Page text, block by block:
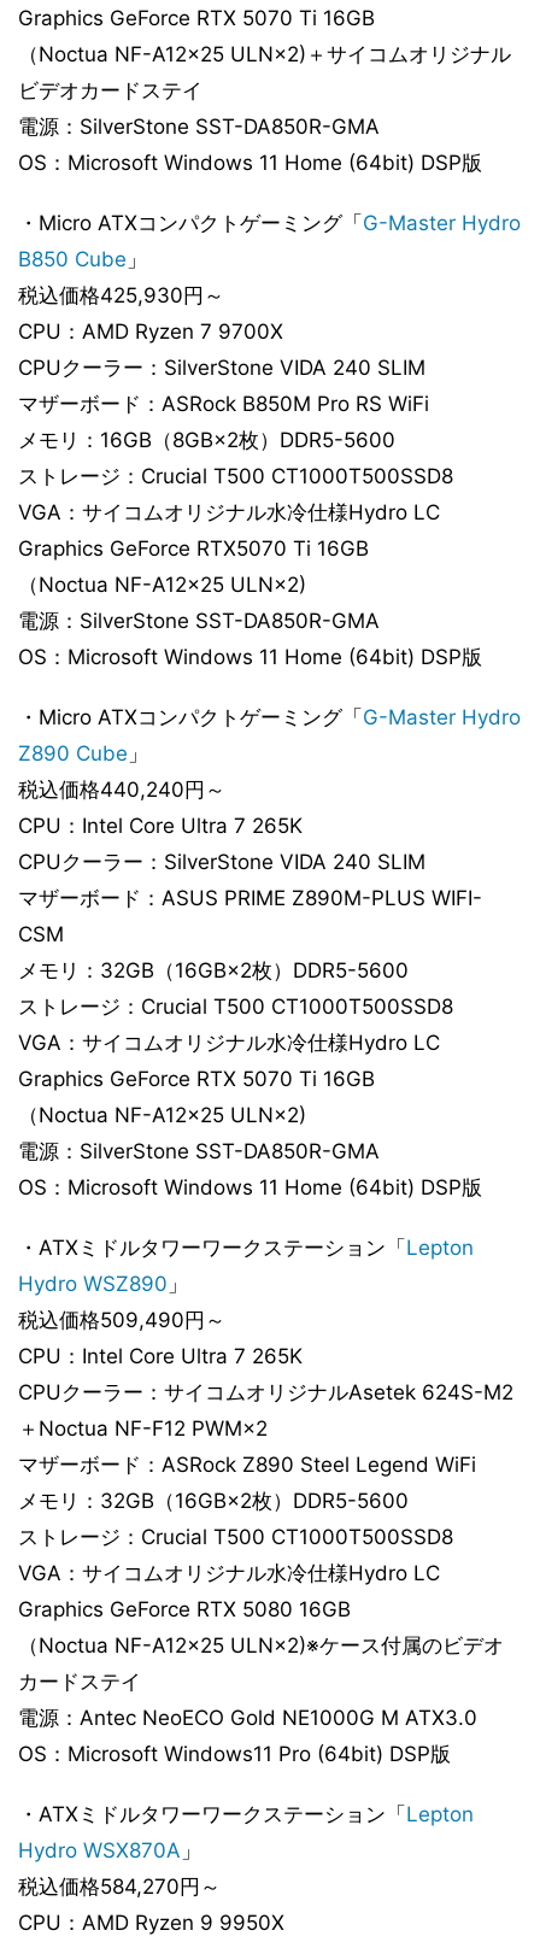
Graphics GeForce RTX 5070 Ti 16GB
（Noctua NF-A12x25 ULN×2)＋サイコムオリジナル
ビデオカードステイ
電源：SilverStone SST-DA850R-GMA
OS：Microsoft Windows 11 Home (64bit) DSP版
・Micro ATXコンパクトゲーミング「G-Master Hydro
B850 Cube 」
税込価格425,930円～
CPU：AMD Ryzen 7 9700X
CPUクーラー：SilverStone VIDA 240 SLIM
マザーボード：ASRock B850M Pro RS WiFi
メモリ：16GB（8GB×2枚）DDR5-5600
ストレージ：Crucial T500 CT1000T500SSD8
VGA：サイコムオリジナル水冷仕様Hydro LC
Graphics GeForce RTX5070 Ti 16GB
（Noctua NF-A12x25 ULN×2)
電源：SilverStone SST-DA850R-GMA
OS：Microsoft Windows 11 Home (64bit) DSP版
・Micro ATXコンパクトゲーミング「G-Master Hydro
Z890 Cube 」
税込価格440,240円～
CPU：Intel Core Ultra 7 265K
CPUクーラー：SilverStone VIDA 240 SLIM
マザーボード：ASUS PRIME Z890M-PLUS WIFI-
CSM
メモリ：32GB（16GB×2枚）DDR5-5600
ストレージ：Crucial T500 CT1000T500SSD8
VGA：サイコムオリジナル水冷仕様Hydro LC
Graphics GeForce RTX 5070 Ti 16GB
（Noctua NF-A12x25 ULN×2)
電源：SilverStone SST-DA850R-GMA
OS：Microsoft Windows 11 Home (64bit) DSP版
・ATXミドルタワーワークステーション「Lepton
Hydro WSZ890 」
税込価格509,490円～
CPU：Intel Core Ultra 7 265K
CPUクーラー：サイコムオリジナルAsetek 624S-M2
＋Noctua NF-F12 PWM×2
マザーボード：ASRock Z890 Steel Legend WiFi
メモリ：32GB（16GB×2枚）DDR5-5600
ストレージ：Crucial T500 CT1000T500SSD8
VGA：サイコムオリジナル水冷仕様Hydro LC
Graphics GeForce RTX 5080 16GB
（Noctua NF-A12x25 ULN×2)※ケース付属のビデオ
カードステイ
電源：Antec NeoECO Gold NE1000G M ATX3.0
OS：Microsoft Windows11 Pro (64bit) DSP版
・ATXミドルタワーワークステーション「Lepton
Hydro WSX870A 」
税込価格584,270円～
CPU：AMD Ryzen 9 9950X